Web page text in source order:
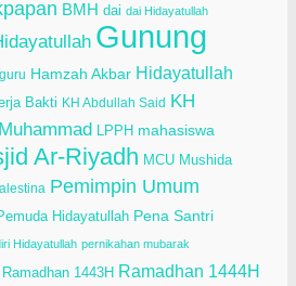
BMH dai dai Hidayatullah
Gunung
guru Hamzah Akbar Hidayatullah
Bakti KH Abdullah Said KH
LPPH mahasiswa
Ar-Riyadh MCU Mushida
Pemimpin Umum
Hidayatullah Pena Santri
Hidayatullah pernikahan mubarak
Ramadhan 1443H Ramadhan 1444H